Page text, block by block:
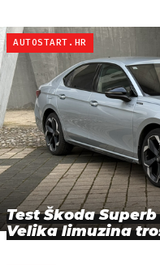
AUTOSTART.HR
Test Škoda
Velika limuzina